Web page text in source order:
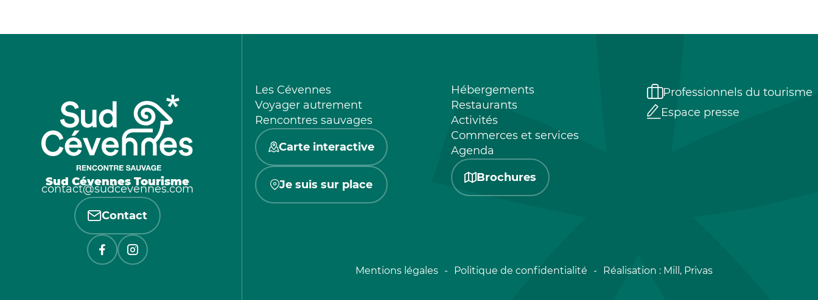
Sud Cévennes Tourisme
contact@sudcevennes.com
Contact
Les Cévennes
Voyager autrement
Rencontres sauvages
Carte interactive
Je suis sur place
Hébergements
Restaurants
Activités
Commerces et services
Agenda
Brochures
Professionnels du tourisme
Espace presse
Mentions légales Politique de confidentialité Réalisation : Mill, Privas